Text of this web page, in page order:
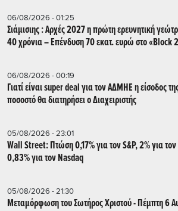
06/08/2026 - 01:25
Σιάμισιης : Αρχές 2027 η πρώτη ερευνητική
40 χρόνια – Επένδυση 70 εκατ. ευρώ στο «Block
06/08/2026 - 00:19
Γιατί είναι super deal για τον ΑΔΜΗΕ η είσοδος
ποσοστό θα διατηρήσει ο Διαχειριστής
05/08/2026 - 23:01
Wall Street: Πτώση 0,17% για τον S&P, 2% για τον energy sector και
0,83% για τον Nasdaq
05/08/2026 - 21:30
Μεταμόρφωση του Σωτήρος Χριστού - Πέμπτη 6